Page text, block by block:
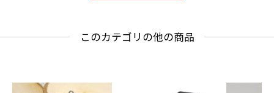
このカテゴリの他の商品